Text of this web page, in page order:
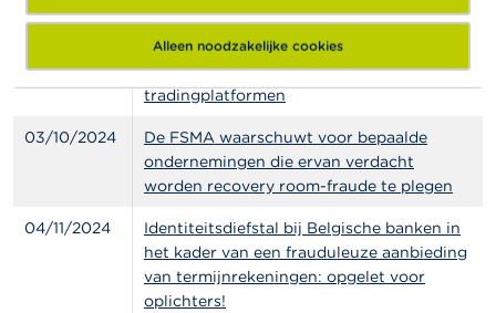
Alleen noodzakelijke cookies
vangen
29/08/2024
Trap niet in de val van deze frauduleuze
tradingplatformen
03/10/2024
De FSMA waarschuwt voor bepaalde
ondernemingen die ervan verdacht
worden recovery room-fraude te plegen
04/11/2024
Identiteitsdiefstal bij Belgische banken in
het kader van een frauduleuze aanbieding
van termijnrekeningen: opgelet voor
oplichters!